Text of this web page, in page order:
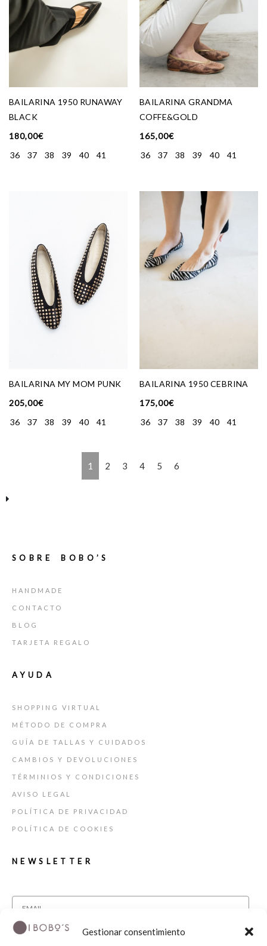
Gestionar consentimiento
BAILARINA 1950 RUNAWAY
BLACK
180,00€
36
37 38 39 40 41
BAILARINA GRANDMA
COFFE&GOLD
165,00€
36
37 38 39 40 41
BAILARINA MY MOM PUNK
205,00€
36
37 38 39 40 41
BAILARINA 1950 CEBRINA
175,00€
36
37 38 39 40 41
1 2 3 4 5 6
SOBRE BOBO’S
HANDMADE
CONTACTO
BLOG
TARJETA REGALO
AYUDA
SHOPPING VIRTUAL
MÉTODO DE COMPRA
GUÍA DE TALLAS Y CUIDADOS
CAMBIOS Y DEVOLUCIONES
TÉRMINIOS Y CONDICIONES
AVISO LEGAL
POLÍTICA DE PRIVACIDAD
POLÍTICA DE COOKIES
NEWSLETTER
He leído y acepto la política de privacidad.